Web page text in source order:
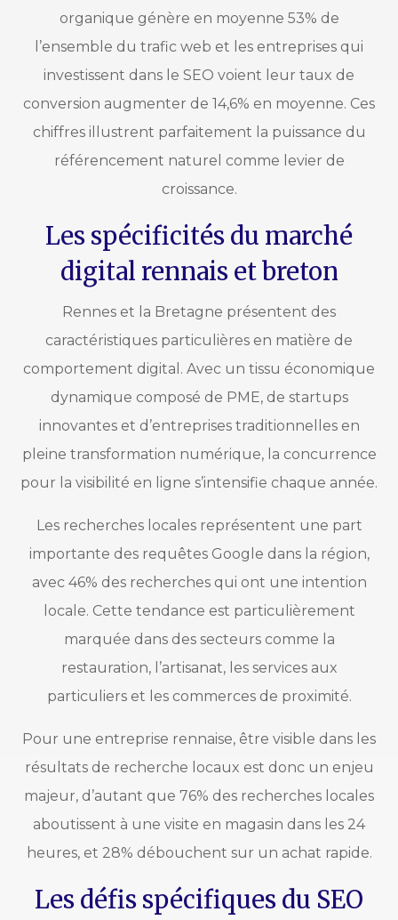
organique génère en moyenne 53% de
l’ensemble du trafic web et les entreprises qui
investissent dans le SEO voient leur taux de
conversion augmenter de 14,6% en moyenne. Ces
chiffres illustrent parfaitement la puissance du
référencement naturel comme levier de
croissance.
Les spécificités du marché
digital rennais et breton
Rennes et la Bretagne présentent des
caractéristiques particulières en matière de
comportement digital. Avec un tissu économique
dynamique composé de PME, de startups
innovantes et d’entreprises traditionnelles en
pleine transformation numérique, la concurrence
pour la visibilité en ligne s’intensifie chaque année.
Les recherches locales représentent une part
importante des requêtes Google dans la région,
avec 46% des recherches qui ont une intention
locale. Cette tendance est particulièrement
marquée dans des secteurs comme la
restauration, l’artisanat, les services aux
particuliers et les commerces de proximité.
Pour une entreprise rennaise, être visible dans les
résultats de recherche locaux est donc un enjeu
majeur, d’autant que 76% des recherches locales
aboutissent à une visite en magasin dans les 24
heures, et 28% débouchent sur un achat rapide.
Les défis spécifiques du SEO